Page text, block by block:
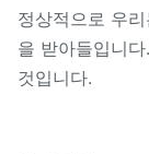
정상적으로 우
을 받아들입니
것입니다.